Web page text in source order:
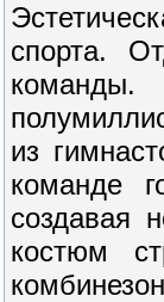
спорта.
из
команде
создавая
костюм